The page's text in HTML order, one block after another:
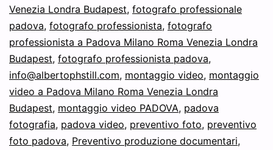
Venezia Londra Budapest, fotografo professionale
padova, fotografo professionista, fotografo
professionista a Padova Milano Roma Venezia Londra
Budapest, fotografo professionista padova,
info@albertophstill.com, montaggio video, montaggio
video a Padova Milano Roma Venezia Londra
Budapest, montaggio video PADOVA, padova
fotografia, padova video, preventivo foto, preventivo
foto padova, Preventivo produzione documentari,